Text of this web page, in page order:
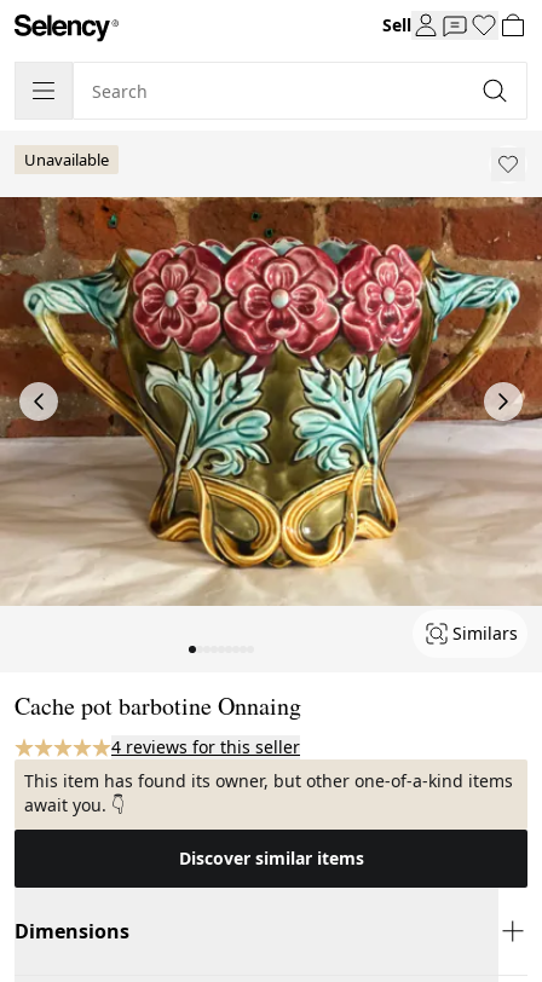
Sell
Unavailable
Similars
Cache pot barbotine Onnaing
4 reviews for this seller
This item has found its owner, but other one-of-a-kind items
await you. 👇
Discover similar items
Dimensions